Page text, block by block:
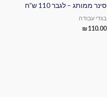
סינר ממותג – לגבר 110 ש”ח
בגדי עבודה
₪110.00